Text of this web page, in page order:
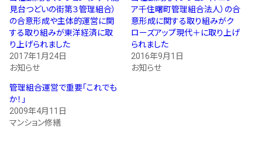
見台つどいの街第３管理組合）
の合意形成や主体的運営に関
する取り組みが東洋経済に取
り上げられました
2017年1月24日
お知らせ
ア千住曙町管理組合法人）の合
意形成に関する取り組みがク
ローズアップ現代＋に取り上げ
られました
2016年9月1日
お知らせ
管理組合運営で重要「これでも
か！」
2009年4月11日
マンション修繕